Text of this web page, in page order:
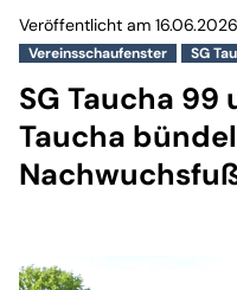
Vereinsschaufenster SG
Veröffentlicht am
SG Taucha 99
Taucha